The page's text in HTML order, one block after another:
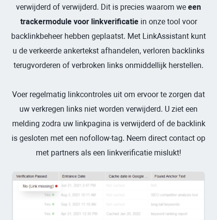
verwijderd of verwijderd. Dit is precies waarom we een
trackermodule voor linkverificatiein onze tool voor
backlinkbeheer hebben geplaatst. Met LinkAssistant kunt
u de verkeerde ankertekst afhandelen, verloren backlinks
terugvorderen of verbroken links onmiddellijk herstellen.
Voer regelmatig linkcontroles uit om ervoor te zorgen dat
uw verkregen links niet worden verwijderd. U ziet een
melding zodra uw linkpagina is verwijderd of de backlink
is gesloten met een nofollow-tag. Neem direct contact op
met partners als een linkverificatie mislukt!